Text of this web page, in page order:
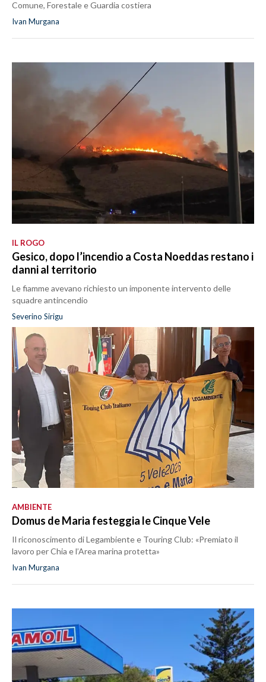
Comune, Forestale e Guardia costiera
Ivan Murgana
IL ROGO
Gesico, dopo l’incendio a Costa Noeddas restano i
danni al territorio
Le fiamme avevano richiesto un imponente intervento delle
squadre antincendio
Severino Sirigu
AMBIENTE
Domus de Maria festeggia le Cinque Vele
Il riconoscimento di Legambiente e Touring Club: «Premiato il
lavoro per Chia e l’Area marina protetta»
Ivan Murgana